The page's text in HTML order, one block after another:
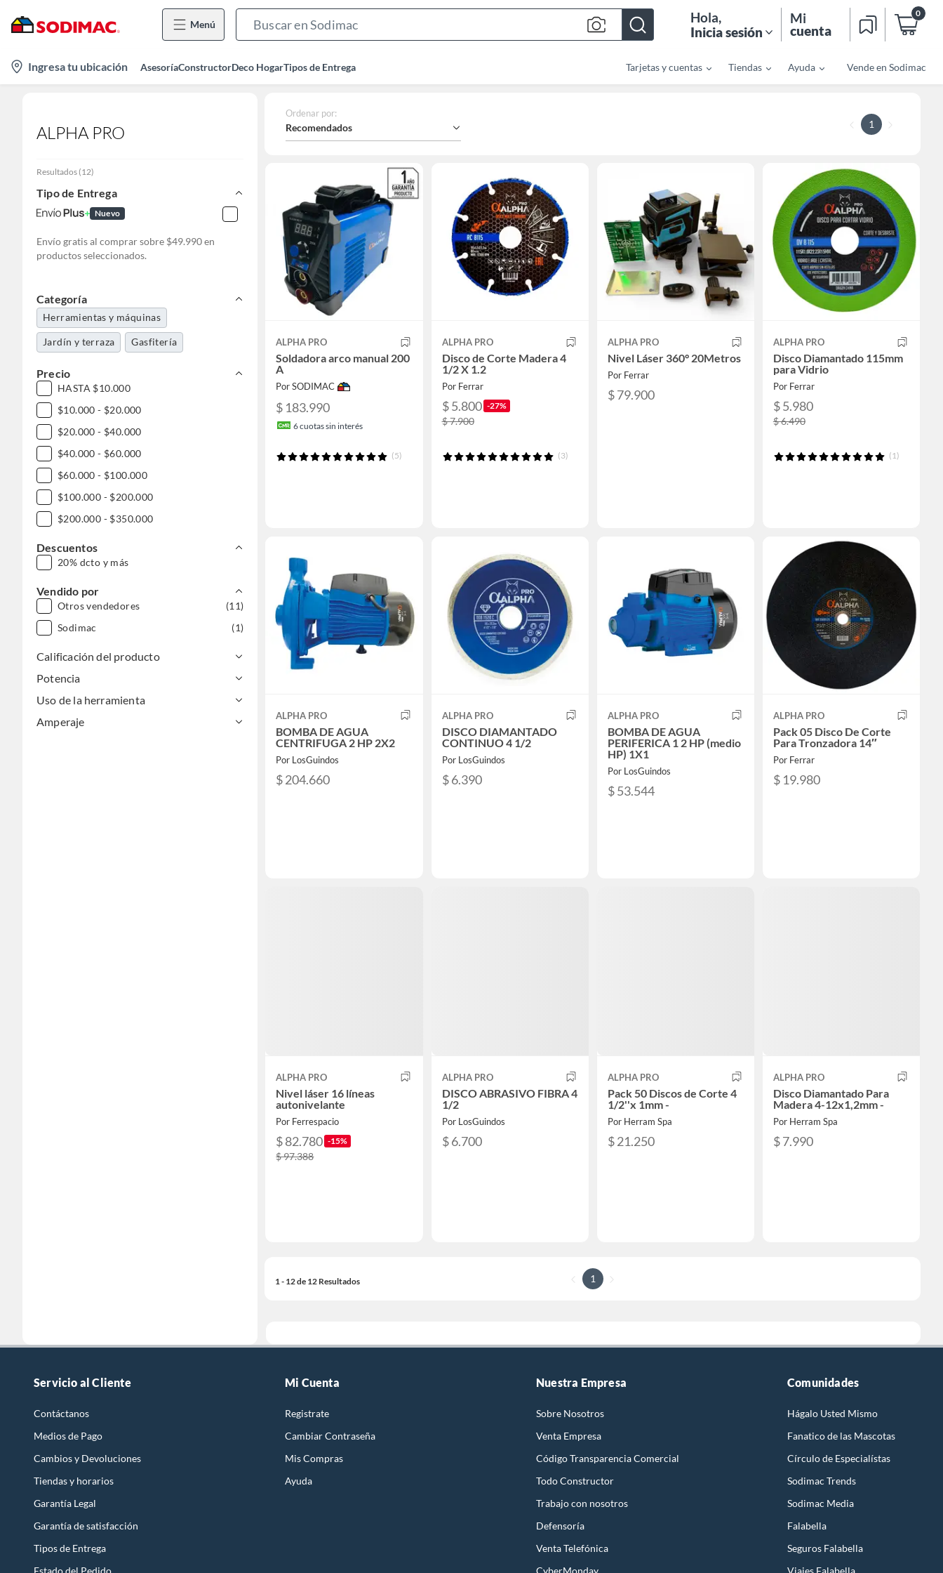
Menú
Bar
Hola,
Inicia sesión
Mi
cuenta
0
location-
icon
Ingresa tu ubicación AsesoríaConstructorDeco HogarTipos de Entrega Tarjetas y cuentas Tiendas Ayuda Vende en Sodimac
ALPHA PRO
Resultados (12)
Tipo de Entrega
Nuevo
Envío gratis al comprar sobre $49.990 en
productos seleccionados.
Categoría
Herramientas y máquinas
Jardín y terraza Gasfitería
Precio
HASTA $10.000
$10.000 - $20.000
$20.000 - $40.000
$40.000 - $60.000
$60.000 - $100.000
$100.000 - $200.000
$200.000 - $350.000
Descuentos
20% dcto y más
Vendido por
Otros vendedores
(11)
Sodimac
(1)
Calificación del producto
Potencia
Uso de la herramienta
Amperaje
Ordenar por:
Recomendados 1
ALPHA PRO
Soldadora arco manual 200
A
Por SODIMAC
$ 183.990
6cuotas sin interés
(5)
ALPHA PRO
Disco de Corte Madera 4
1/2 X 1.2
Por Ferrar
$ 5.800 -27%
$ 7.900
(3)
ALPHA PRO
Nivel Láser 360° 20Metros
Por Ferrar
$ 79.900
ALPHA PRO
Disco Diamantado 115mm
para Vidrio
Por Ferrar
$ 5.980
$ 6.490
(1)
ALPHA PRO
BOMBA DE AGUA
CENTRIFUGA 2 HP 2X2
Por LosGuindos
$ 204.660
ALPHA PRO
DISCO DIAMANTADO
CONTINUO 4 1/2
Por LosGuindos
$ 6.390
ALPHA PRO
BOMBA DE AGUA
PERIFERICA 1 2 HP (medio
HP) 1X1
Por LosGuindos
$ 53.544
ALPHA PRO
Pack 05 Disco De Corte
Para Tronzadora 14″
Por Ferrar
$ 19.980
ALPHA PRO
Nivel láser 16 líneas
autonivelante
Por Ferrespacio
$ 82.780 -15%
$ 97.388
ALPHA PRO
DISCO ABRASIVO FIBRA 4
1/2
Por LosGuindos
$ 6.700
ALPHA PRO
Pack 50 Discos de Corte 4
1/2''x 1mm -
Por Herram Spa
$ 21.250
ALPHA PRO
Disco Diamantado Para
Madera 4-12x1,2mm -
Por Herram Spa
$ 7.990
1 - 12 de 12 Resultados 1
Servicio al Cliente
Contáctanos
Medios de Pago
Cambios y Devoluciones
Tiendas y horarios
Garantía Legal
Garantía de satisfacción
Tipos de Entrega
Estado del Pedido
Mi Cuenta
Registrate
Cambiar Contraseña
Mis Compras
Ayuda
Nuestra Empresa
Sobre Nosotros
Venta Empresa
Código Transparencia Comercial
Todo Constructor
Trabajo con nosotros
Defensoría
Venta Telefónica
CyberMonday
Comunidades
Hágalo Usted Mismo
Fanatico de las Mascotas
Círculo de Especialístas
Sodimac Trends
Sodimac Media
Falabella
Seguros Falabella
Viajes Falabella